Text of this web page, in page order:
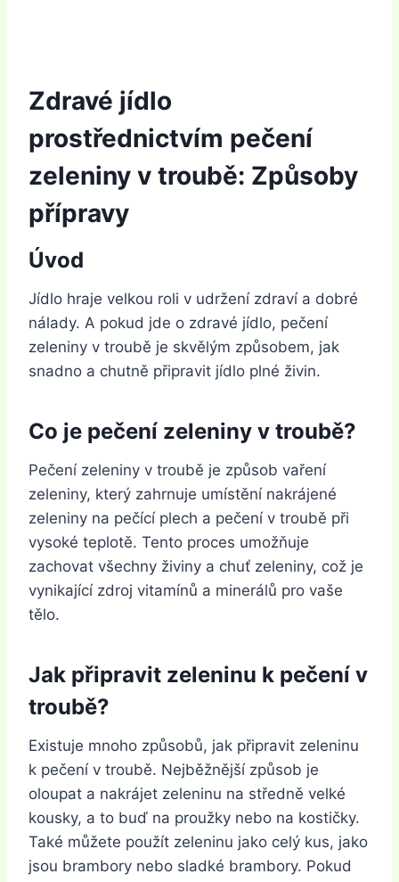
Zdravé jídlo
prostřednictvím pečení
zeleniny v troubě: Způsoby
přípravy
Úvod
Jídlo hraje velkou roli v udržení zdraví a dobré
nálady. A pokud jde o zdravé jídlo, pečení
zeleniny v troubě je skvělým způsobem, jak
snadno a chutně připravit jídlo plné živin.
Co je pečení zeleniny v troubě?
Pečení zeleniny v troubě je způsob vaření
zeleniny, který zahrnuje umístění nakrájené
zeleniny na pečící plech a pečení v troubě při
vysoké teplotě. Tento proces umožňuje
zachovat všechny živiny a chuť zeleniny, což je
vynikající zdroj vitamínů a minerálů pro vaše
tělo.
Jak připravit zeleninu k pečení v
troubě?
Existuje mnoho způsobů, jak připravit zeleninu
k pečení v troubě. Nejběžnější způsob je
oloupat a nakrájet zeleninu na středně velké
kousky, a to buď na proužky nebo na kostičky.
Také můžete použít zeleninu jako celý kus, jako
jsou brambory nebo sladké brambory. Pokud